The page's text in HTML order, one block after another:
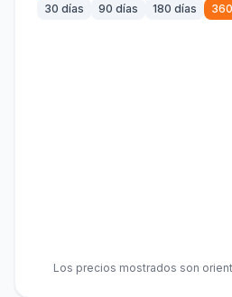
30 días 90 días 180 días
Los precios mostrados son